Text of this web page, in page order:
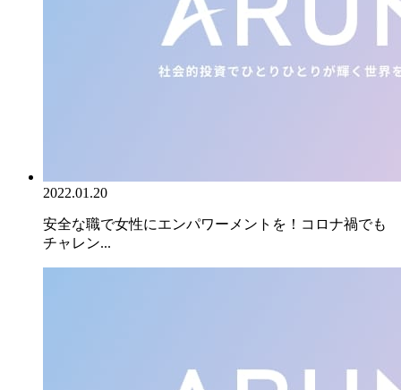
2022.01.20
安全な職で女性にエンパワーメントを！コロナ禍でも
チャレン...